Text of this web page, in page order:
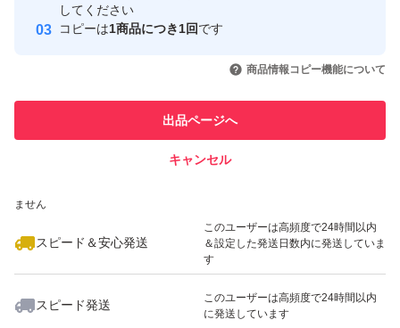
取引実績
引を完了させた実績があります
での取引実績があります
ません
スピード＆安心発送
このユーザーは高頻度で24時間以内
＆設定した発送日数内に発送していま
す
スピード発送
このユーザーは高頻度で24時間以内
に発送しています
してください
コピーは1商品につき1回です
商品情報コピー機能について
出品ページへ
キャンセル
いいね！
3,550